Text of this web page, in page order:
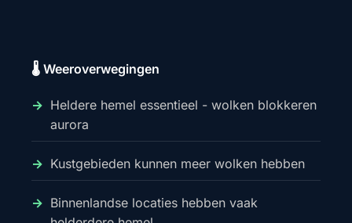
🌡️ Weeroverwegingen
Heldere hemel essentieel - wolken blokkeren
aurora
Kustgebieden kunnen meer wolken hebben
Binnenlandse locaties hebben vaak